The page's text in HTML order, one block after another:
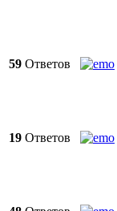
59 Ответов
19 Ответов